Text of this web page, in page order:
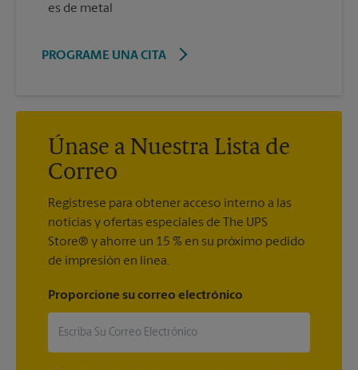
es de metal
PROGRAME UNA CITA
Únase a Nuestra Lista de
Correo
Regístrese para obtener acceso interno a las
noticias y ofertas especiales de The UPS
Store® y ahorre un 15 % en su próximo pedido
de impresión en línea.
Proporcione su correo electrónico